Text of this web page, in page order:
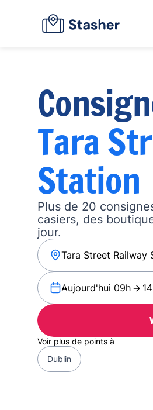
Tara
Station
Plus de 20
casiers, des
jour.
Aujourd'hui 09h
Voir plus de points à
Dublin